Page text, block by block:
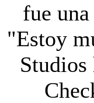
fue
"Estoy